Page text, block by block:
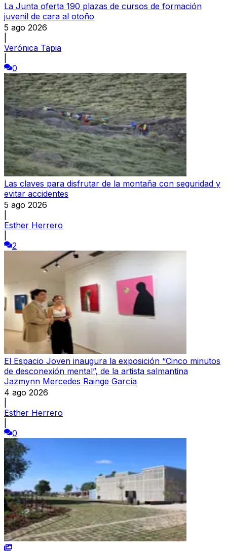
La Junta oferta 190 plazas de cursos de formación
juvenil de cara al otoño
5 ago 2026
Verónica Tapia
0
Las claves para disfrutar de la montaña con seguridad y
evitar accidentes
5 ago 2026
Esther Herrero
2
El Espacio Joven inaugura la exposición “Cinco minutos
de desconexión mental”, de la artista salmantina
Jazmynn Mercedes Rainge García
4 ago 2026
Esther Herrero
0